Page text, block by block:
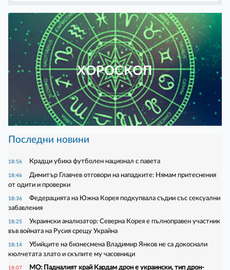
ХОРОСКОП
Последни новини
18:56 Крадци убиха футболен национал с павета
18:46
Димитър Главчев отговори на нападките: Нямам притеснения
от одити и проверки
18:36
Федерацията на Южна Корея подкупвала съдии със сексуални
забавления
18:25
Украински анализатор: Северна Корея е пълноправен участник
във войната на Русия срещу Украйна
18:14
Убийците на бизнесмена Владимир Янков не са докоснали
кюлчетата злато и скъпите му часовници
18:07 МО: Падналият край Кардам дрон е украински, тип дрон-